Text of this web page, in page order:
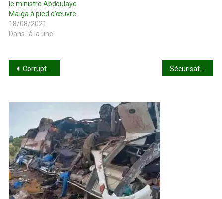
le ministre Abdoulaye
Maïga à pied d’œuvre
18/08/2021
Dans "à la une"
Navigation
l’article
Corruption et délinquance financière : des généraux sous les verrous !